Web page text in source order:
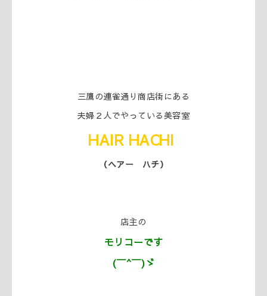
三鷹の連雀通り商店街にある
夫婦２人でやっている美容室
HAIR HACHI
（ヘアー ハチ）
店主の
モリコーです
(￣^￣)ゞ